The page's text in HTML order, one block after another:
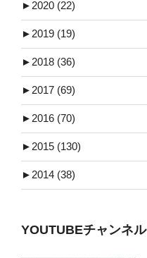
► 2020 (22)
► 2019 (19)
► 2018 (36)
► 2017 (69)
► 2016 (70)
► 2015 (130)
► 2014 (38)
YOUTUBEチャンネル